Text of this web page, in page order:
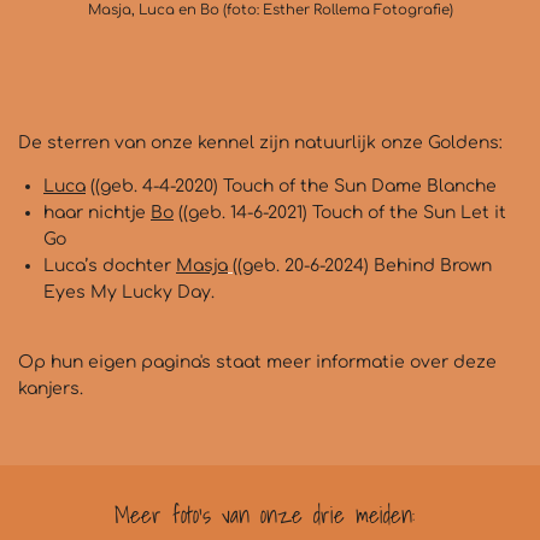
Masja, Luca en Bo (foto: Esther Rollema Fotografie)
De sterren van onze kennel zijn natuurlijk onze Goldens:
Luca ((geb. 4-4-2020) Touch of the Sun Dame Blanche
haar nichtje Bo ((geb. 14-6-2021) Touch of the Sun Let it
Go
Luca’s dochter Masja ((geb. 20-6-2024) Behind Brown
Eyes My Lucky Day.
Op hun eigen pagina's staat meer informatie over deze
kanjers.
Meer foto's van onze drie meiden: